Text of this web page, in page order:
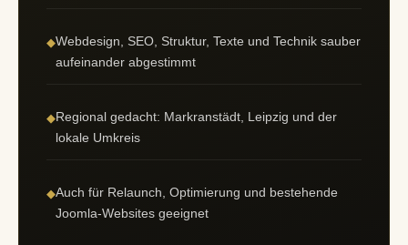
◆Webdesign, SEO, Struktur, Texte und Technik sauber
aufeinander abgestimmt
◆Regional gedacht: Markranstädt, Leipzig und der
lokale Umkreis
◆Auch für Relaunch, Optimierung und bestehende
Joomla-Websites geeignet